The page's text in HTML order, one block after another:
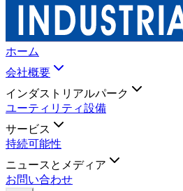
ホーム
会社概要
インダストリアルパーク
ユーティリティ設備
サービス
持続可能性
ニュースとメディア
お問い合わせ